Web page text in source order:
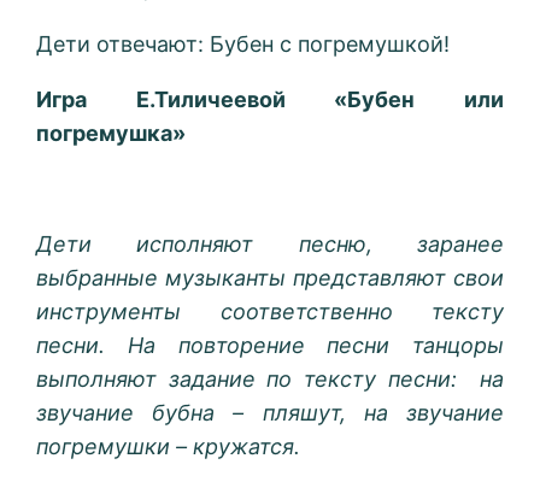
Дети отвечают: Бубен с погремушкой!
Игра Е.Тиличеевой «Бубен или
погремушка»
Дети исполняют песню, заранее
выбранные музыканты представляют свои
инструменты соответственно тексту
песни. На повторение песни танцоры
выполняют задание по тексту песни: на
звучание бубна – пляшут, на звучание
погремушки – кружатся.